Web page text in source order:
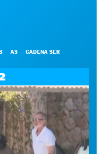
AS CADENA SER